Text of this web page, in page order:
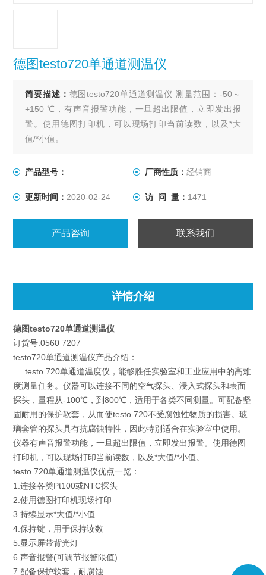
德图testo720单通道测温仪
简要描述： 德图testo720单通道测温仪 测量范围：-50～
+150 ℃，有声音报警功能，一旦超出限值，立即发出报
警。使用德图打印机，可以现场打印当前读数，以及*大
值/*小值。
产品型号： 厂商性质： 经销商
更新时间： 2020-02-24 访 问 量： 1471
产品咨询 联系我们
详情介绍
德图testo720单通道测温仪
订货号:0560 7207
testo720单通道测温仪产品介绍：
testo 720单通道温度仪，能够胜任实验室和工业应用中的高难
度测量任务。仪器可以连接不同的空气探头、浸入式探头和表面
探头，量程从-100℃，到800℃，适用于各类不同测量。可配备坚
固耐用的保护软套，从而使testo 720不受腐蚀性物质的损害。玻
璃套管的探头具有抗腐蚀特性，因此特别适合在实验室中使用。
仪器有声音报警功能，一旦超出限值，立即发出报警。使用德图
打印机，可以现场打印当前读数，以及*大值/*小值。
testo 720单通道测温仪优点一览：
1.连接各类Pt100或NTC探头
2.使用德图打印机现场打印
3.持续显示*大值/*小值
4.保持键，用于保持读数
5.显示屏带背光灯
6.声音报警(可调节报警限值)
7.配备保护软套，耐腐蚀